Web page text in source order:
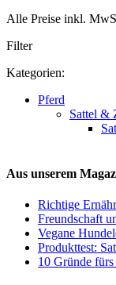
Alle Preise inkl.
Filter
Kategorien:
Pferd
Sattel &
Aus unserem
Richtige
Freundschaft
Vegane
Produkttest:
10 Gründe fürs